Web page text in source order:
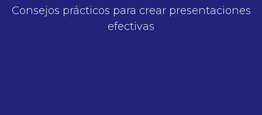
Consejos prácticos para crear presentaciones
efectivas